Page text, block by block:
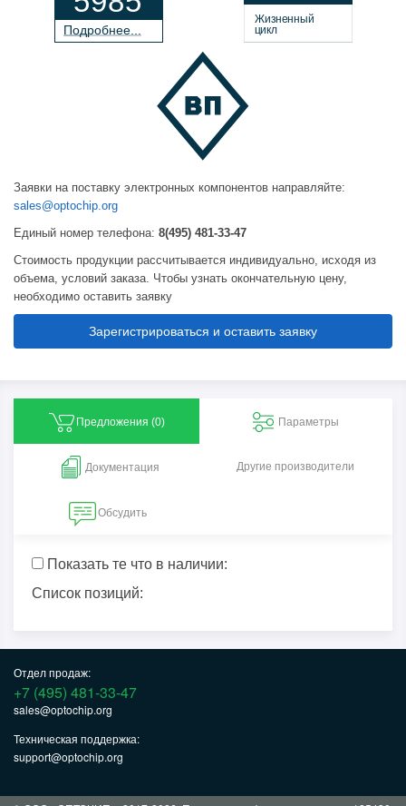
Подробнее...
Жизненный
цикл
Заявки на поставку электронных компонентов направляйте:
sales@optochip.org
Единый номер телефона: 8(495) 481-33-47
Стоимость продукции рассчитывается индивидуально, исходя из
объема, условий заказа. Чтобы узнать окончательную цену,
необходимо оставить заявку
Зарегистрироваться и оставить заявку
Предложения (0) Параметры
Документация Другие производители
Обсудить
Показать те что в наличии:
Список позиций:
Отдел продаж:
+7 (495) 481-33-47
sales@optochip.org
Техническая поддержка:
support@optochip.org